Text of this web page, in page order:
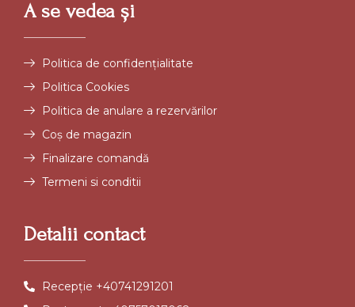
A se vedea și
Politica de confidențialitate
Politica Cookies
Politica de anulare a rezervărilor
Coș de magazin
Finalizare comandă
Termeni si conditii
Detalii contact
Recepție +40741291201